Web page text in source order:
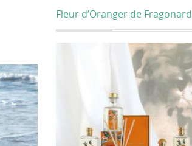
Fleur d’Oranger de Fragonard